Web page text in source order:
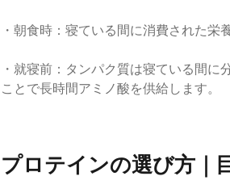
・朝食時：寝ている間に消費された栄
・就寝前：タンパク質は寝ている間
ことで長時間アミノ酸を供給します。
プロテインの選び方｜